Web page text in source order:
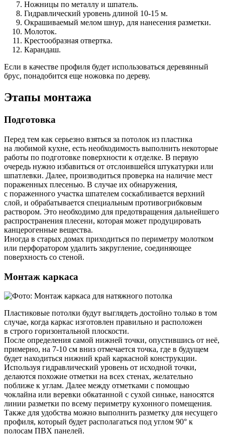
Ножницы по металлу и шпатель.
Гидравлический уровень длиной 10-15 м.
Окрашиваемый мелом шнур, для нанесения разметки.
Молоток.
Крестообразная отвертка.
Карандаш.
Если в качестве профиля будет использоваться деревянный
брус, понадобится еще ножовка по дереву.
Этапы монтажа
Подготовка
Перед тем как серьезно взяться за потолок из пластика
на любимой кухне, есть необходимость выполнить некоторые
работы по подготовке поверхности к отделке. В первую
очередь нужно избавиться от отслоившейся штукатурки или
шпатлевки. Далее, производиться проверка на наличие мест
пораженных плесенью. В случае их обнаружения,
с пораженного участка шпателем соскабливается верхний
слой, и обрабатывается специальным противогрибковым
раствором. Это необходимо для предотвращения дальнейшего
распространения плесени, которая может продуцировать
канцерогенные вещества.
Иногда в старых домах приходиться по периметру молотком
или перфоратором удалить закругление, соединяющее
поверхность со стеной.
Монтаж каркаса
Пластиковые потолки будут выглядеть достойно только в том
случае, когда каркас изготовлен правильно и расположен
в строго горизонтальной плоскости.
После определения самой нижней точки, опустившись от неё,
примерно, на 7-10 см вниз отмечается точка, где в будущем
будет находиться нижний край каркасной конструкции.
Используя гидравлический уровень от исходной точки,
делаются похожие отметки на всех стенах, желательно
поближе к углам. Далее между отметками с помощью
чоклайна или веревки обкатанной с сухой синьке, наносятся
линии разметки по всему периметру кухонного помещения.
Также для удобства можно выполнить разметку для несущего
профиля, который будет располагаться под углом 90° к
полосам ПВХ панелей.